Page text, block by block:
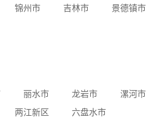
锦州市 吉林市 景德镇市
丽水市 龙岩市 漯河市
两江新区 六盘水市